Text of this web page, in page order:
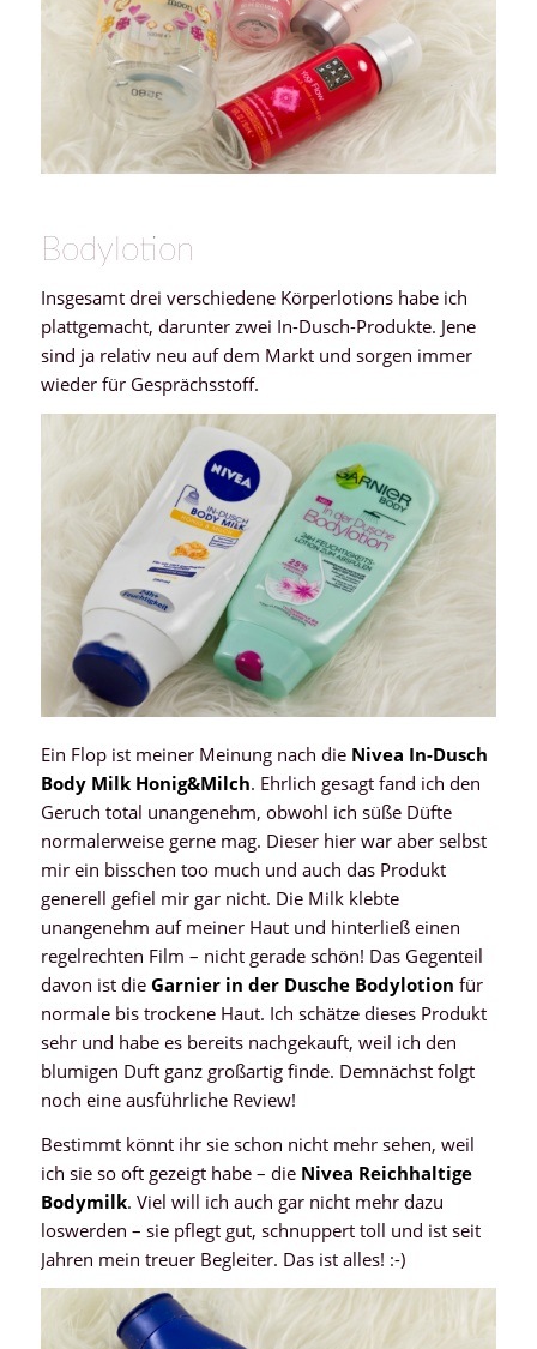
Bodylotion
Insgesamt drei verschiedene Körperlotions habe ich
plattgemacht, darunter zwei In-Dusch-Produkte. Jene
sind ja relativ neu auf dem Markt und sorgen immer
wieder für Gesprächsstoff.
Ein Flop ist meiner Meinung nach die Nivea In-Dusch
Body Milk Honig&Milch. Ehrlich gesagt fand ich den
Geruch total unangenehm, obwohl ich süße Düfte
normalerweise gerne mag. Dieser hier war aber selbst
mir ein bisschen too much und auch das Produkt
generell gefiel mir gar nicht. Die Milk klebte
unangenehm auf meiner Haut und hinterließ einen
regelrechten Film – nicht gerade schön! Das Gegenteil
davon ist dieGarnier in der Dusche Bodylotion für
normale bis trockene Haut. Ich schätze dieses Produkt
sehr und habe es bereits nachgekauft, weil ich den
blumigen Duft ganz großartig finde. Demnächst folgt
noch eine ausführliche Review!
Bestimmt könnt ihr sie schon nicht mehr sehen, weil
ich sie so oft gezeigt habe – die Nivea Reichhaltige
Bodymilk. Viel will ich auch gar nicht mehr dazu
loswerden – sie pflegt gut, schnuppert toll und ist seit
Jahren mein treuer Begleiter. Das ist alles! :-)